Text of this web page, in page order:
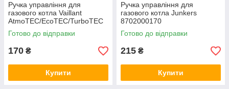
Ручка управління для
газового котла Vaillant
AtmoTEC/EcoTEC/TurboTEC
0020048969
Готово до відправки
170 ₴
Купити
Ручка управління для
газового котла Junkers
8702000170
Готово до відправки
215 ₴
Купити